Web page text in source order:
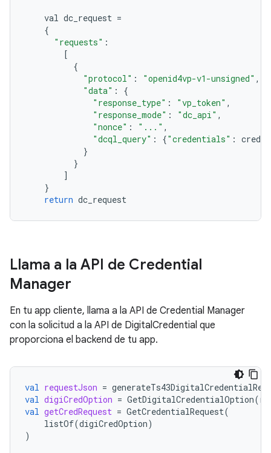
val dc_request =
{
"requests" :
[
{
"protocol" : "openid4vp-v1-unsigned" ,
"data" :
{
"response_type" : "vp_token" ,
"response_mode" : "dc_api" ,
"nonce" : "..." ,
"dcql_query" : {"credentials" :
}
}
]
}
return dc_request
Llama a la API de Credential
Manager
En tu app cliente, llama a la API de Credential Manager
con la solicitud a la API de DigitalCredential que
proporciona el backend de tu app.
val requestJson =
val digiCredOption = GetDigitalCredentialOption(
val getCredRequest = GetCredentialRequest(
listOf(digiCredOption)
)